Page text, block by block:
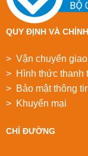
QUY ĐỊNH VÀ
> Vận chuyển
> Hình thức thanh
> Bảo mật thông
> Khuyển mại
CHỈ ĐƯỜNG